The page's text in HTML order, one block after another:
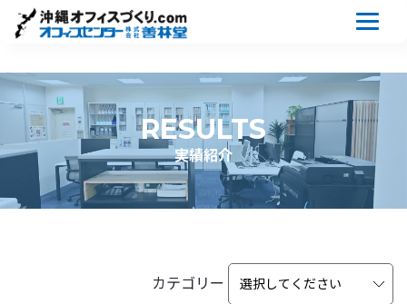
RESULTS
実績紹介
カテゴリー